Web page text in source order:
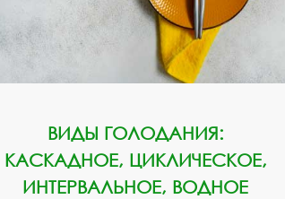
ВИДЫ ГОЛОДАНИЯ:
КАСКАДНОЕ, ЦИКЛИЧЕСКОЕ,
ИНТЕРВАЛЬНОЕ, ВОДНОЕ